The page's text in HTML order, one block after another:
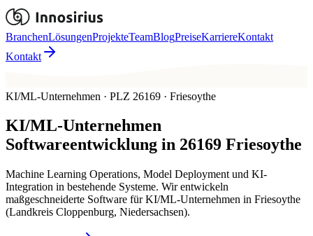
BranchenLösungenProjekteTeamBlogPreiseKarriereKontakt
Kontakt
KI/ML-Unternehmen · PLZ 26169 · Friesoythe
KI/ML-Unternehmen
Softwareentwicklung in 26169 Friesoythe
Machine Learning Operations, Model Deployment und KI-
Integration in bestehende Systeme. Wir entwickeln
maßgeschneiderte Software für KI/ML-Unternehmen in Friesoythe
(Landkreis Cloppenburg, Niedersachsen).